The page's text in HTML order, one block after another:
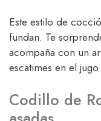
Este estilo de
fundan. Te
acompaña con un
escatimes en el
Codillo de